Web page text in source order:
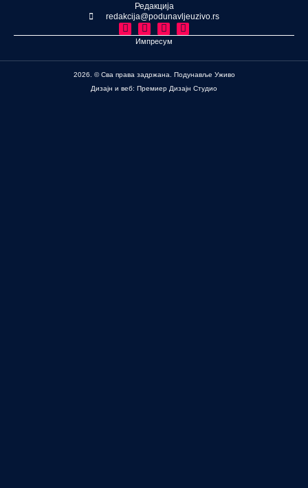
Редакција
redakcija@podunavljeuzivo.rs
Импресум
2026. © Сва права задржана. Подунавље Уживо
Дизајн и веб: Премиер Дизајн Студио